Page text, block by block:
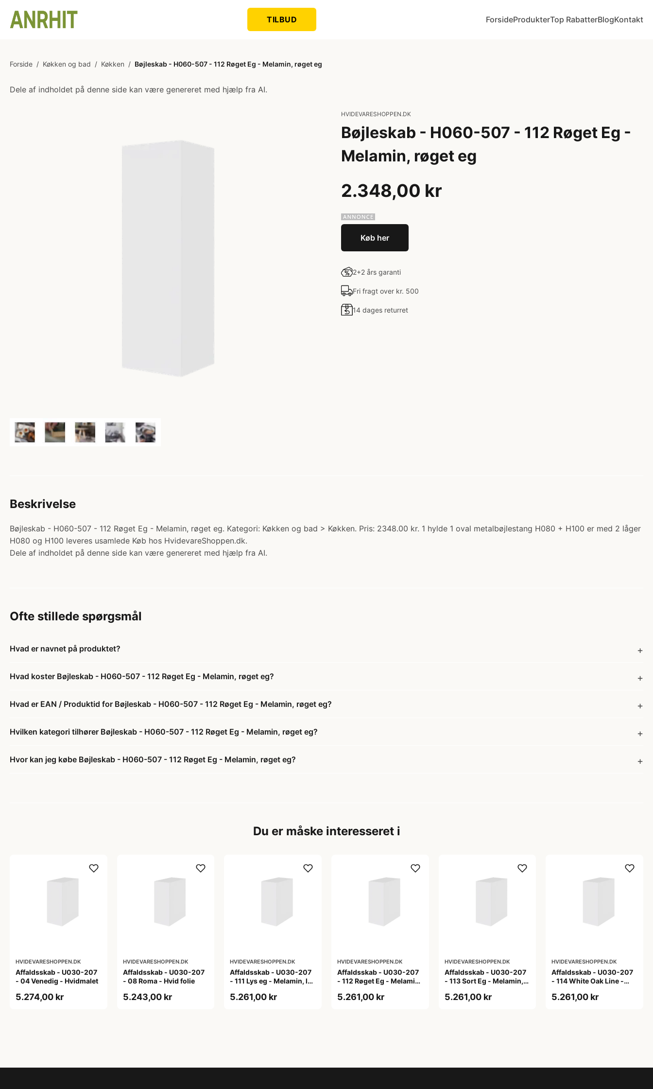
TILBUD ForsideProdukterTop RabatterBlogKontakt
Forside / Køkken og bad / Køkken / Bøjleskab - H060-507 - 112 Røget Eg - Melamin, røget eg
Dele af indholdet på denne side kan være genereret med hjælp fra AI.
HVIDEVARESHOPPEN.DK
Bøjleskab - H060-507 - 112 Røget Eg -
Melamin, røget eg
2.348,00 kr
Køb her
2+2 års garanti
Fri fragt over kr. 500
14 dages returret
Beskrivelse
Bøjleskab - H060-507 - 112 Røget Eg - Melamin, røget eg. Kategori: Køkken og bad > Køkken. Pris: 2348.00 kr. 1 hylde 1 oval metalbøjlestang H080 + H100 er med 2 låger
H080 og H100 leveres usamlede Køb hos HvidevareShoppen.dk.
Dele af indholdet på denne side kan være genereret med hjælp fra AI.
Ofte stillede spørgsmål
Hvad er navnet på produktet?
Hvad koster Bøjleskab - H060-507 - 112 Røget Eg - Melamin, røget eg?
Hvad er EAN / Produktid for Bøjleskab - H060-507 - 112 Røget Eg - Melamin, røget eg?
Hvilken kategori tilhører Bøjleskab - H060-507 - 112 Røget Eg - Melamin, røget eg?
Hvor kan jeg købe Bøjleskab - H060-507 - 112 Røget Eg - Melamin, røget eg?
Du er måske interesseret i
HVIDEVARESHOPPEN.DK
Affaldsskab - U030-207
- 04 Venedig - Hvidmalet
5.274,00 kr
HVIDEVARESHOPPEN.DK
Affaldsskab - U030-207
- 08 Roma - Hvid folie
5.243,00 kr
HVIDEVARESHOPPEN.DK
Affaldsskab - U030-207
- 111 Lys eg - Melamin, lys
5.261,00 kr
HVIDEVARESHOPPEN.DK
Affaldsskab - U030-207
- 112 Røget Eg - Melamin,
5.261,00 kr
HVIDEVARESHOPPEN.DK
Affaldsskab - U030-207
- 113 Sort Eg - Melamin,
5.261,00 kr
HVIDEVARESHOPPEN.DK
Affaldsskab - U030-207
- 114 White Oak Line -
5.261,00 kr